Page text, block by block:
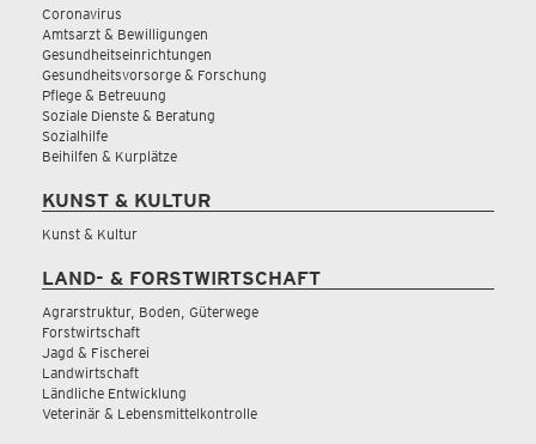
Coronavirus
Amtsarzt & Bewilligungen
Gesundheitseinrichtungen
Gesundheitsvorsorge & Forschung
Pflege & Betreuung
Soziale Dienste & Beratung
Sozialhilfe
Beihilfen & Kurplätze
KUNST & KULTUR
Kunst & Kultur
LAND- & FORSTWIRTSCHAFT
Agrarstruktur, Boden, Güterwege
Forstwirtschaft
Jagd & Fischerei
Landwirtschaft
Ländliche Entwicklung
Veterinär & Lebensmittelkontrolle